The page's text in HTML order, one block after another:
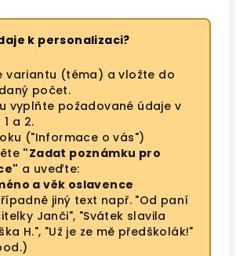
k personalizaci?
variantu (téma) a vložte do
počet.
vyplňte požadované údaje v
a 2.
("Informace o vás")
"Zadat poznámku pro
a uveďte:
a věk oslavence
jiný text např. "Od paní
Janči", "Svátek slavila
H.", "Už je ze mě předškolák!"